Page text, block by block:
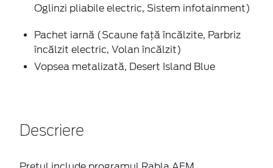
Oglinzi pliabile electric, Sistem infotainment)
Pachet iarnă (Scaune faţă încălzite, Parbriz
încălzit electric, Volan încălzit)
Vopsea metalizată, Desert Island Blue
Descriere